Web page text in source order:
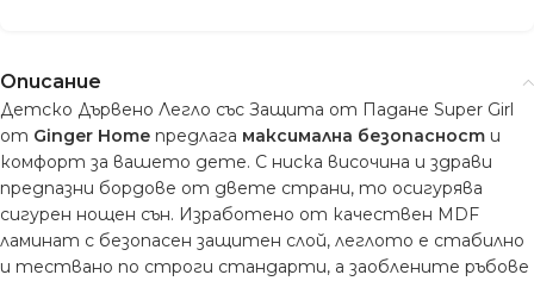
Описание
Детско Дървено Легло със Защита от Падане Super Girl
от Ginger Home предлага максимална безопасност и
комфорт за вашето дете. С ниска височина и здрави
предпазни бордове от двете страни, то осигурява
сигурен нощен сън. Изработено от качествен MDF
ламинат с безопасен защитен слой, леглото е стабилно
и тествано по строги стандарти, а заоблените ръбове